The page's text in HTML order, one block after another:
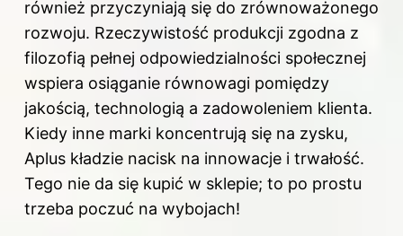
również przyczyniają się do zrównoważonego
rozwoju. Rzeczywistość produkcji zgodna z
filozofią pełnej odpowiedzialności społecznej
wspiera osiąganie równowagi pomiędzy
jakością, technologią a zadowoleniem klienta.
Kiedy inne marki koncentrują się na zysku,
Aplus kładzie nacisk na innowacje i trwałość.
Tego nie da się kupić w sklepie; to po prostu
trzeba poczuć na wybojach!